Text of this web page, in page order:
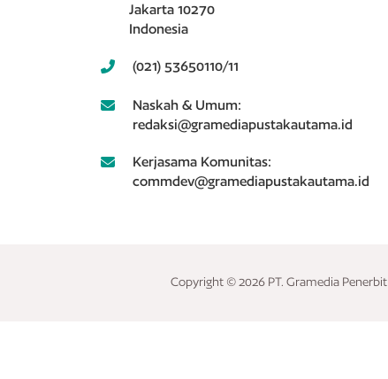
Jakarta 10270
Indonesia
(021) 53650110/11
Naskah & Umum:
redaksi@gramediapustakautama.id
Kerjasama Komunitas:
commdev@gramediapustakautama.id
Copyright © 2026 PT. Gramedia